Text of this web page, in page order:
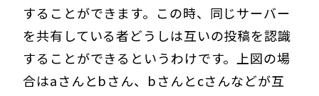
することができます。この時、同じサーバー
を共有している者どうしは互いの投稿を認識
することができるというわけです。上図の場
合はaさんとbさん、bさんとcさんなどが互